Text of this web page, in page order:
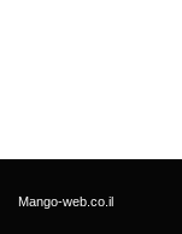
Mango-web.co.il